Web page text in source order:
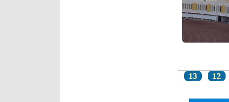
12
13